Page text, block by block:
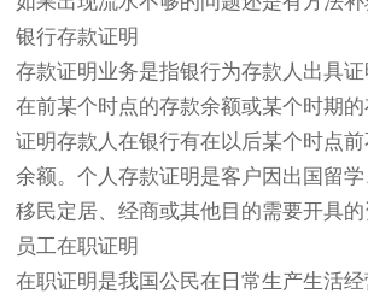
银行存款证明
存款证明业务是指银行为存款人出具
在前某个时点的存款余额或某个时期
证明存款人在银行有在以后某个时点
余额。个人存款证明是客户因出国留学
移民定居、经商或其他目的需要开具的
员工在职证明
在职证明是我国公民在日常生产生活